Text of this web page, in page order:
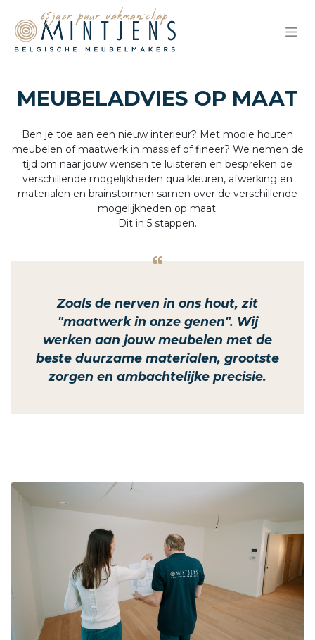
MEUBELADVIES OP MAAT
Ben je toe aan een nieuw interieur? Met mooie houten
meubelen of maatwerk in massief of fineer? We nemen de
tijd om naar jouw wensen te luisteren en bespreken de
verschillende mogelijkheden qua kleuren, afwerking en
materialen en brainstormen samen over de verschillende
mogelijkheden op maat.
Dit in 5 stappen.
Zoals de nerven in ons hout, zit
"maatwerk in onze genen". Wij
werken aan jouw meubelen met de
beste duurzame materialen, grootste
zorgen en ambachtelijke precisie.